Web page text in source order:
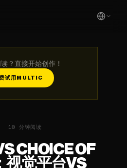
？直接开始创作！
试用MULTIC
10 分钟阅读
CHOICE OF
视觉平台VS